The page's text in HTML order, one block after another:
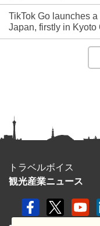
TikTok Go launches
Japan, firstly in Kyoto
トラベルボイス
観光産業ニュース